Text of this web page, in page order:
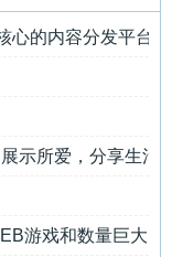
心的内容分发平台
示所爱，分享生活
游戏和数量巨大的